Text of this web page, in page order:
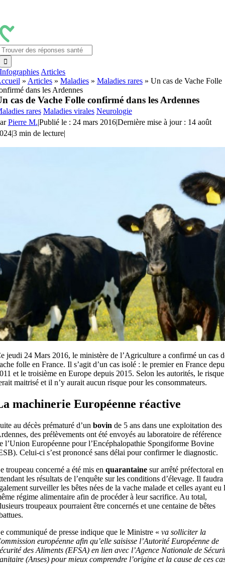
contenu
Infographies Articles
» Articles» Maladies» Maladies rares» Un cas de Vache Folle
dans les Ardennes
cas de Vache Folle confirmé dans les Ardennes
rares Maladies virales Neurologie
Pierre M.|Publié le : 24 mars 2016|Dernière mise à jour : 14 août
|3 min de lecture|
jeudi 24 Mars 2016, le ministère de l’Agriculture a confirmé un cas
folle en France. Il s’agit d’un cas isolé : le premier en France
et le troisième en Europe depuis 2015. Selon les autorités, le risque
maitrisé et il n’y aurait aucun risque pour les consommateurs.
machinerie Européenne réactive
au décès prématuré d’un bovin de 5 ans dans une exploitation des
des prélèvements ont été envoyés au laboratoire de référence
l’Union Européenne pour l’Encéphalopathie Spongiforme Bovine
Celui-ci s’est prononcé sans délai pour confirmer le diagnostic.
troupeau concerné a été mis en quarantainesur arrêté préfectoral en
les résultats de l’enquête sur les conditions d’élevage. Il faudra
surveiller les bêtes nées de la vache malade et celles ayant eu
régime alimentaire afin de procéder à leur sacrifice. Au total,
troupeaux pourraient être concernés et une centaine de bêtes
communiqué de presse indique que le Ministre « va solliciter la
européenne afin qu’elle saisisse l’Autorité Européenne de
des Aliments (EFSA) en lien avec l’Agence Nationale de
(Anses) pour mieux comprendre l’origine et la cause de ces